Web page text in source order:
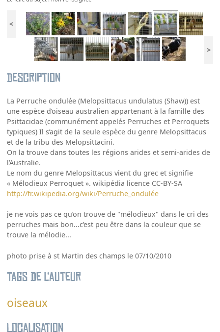
<
>
Description
La Perruche ondulée (Melopsittacus undulatus (Shaw)) est
une espèce d’oiseau australien appartenant à la famille des
Psittacidae (communément appelés Perruches et Perroquets
typiques) Il s’agit de la seule espèce du genre Melopsittacus
et de la tribu des Melopsittacini.
On la trouve dans toutes les régions arides et semi-arides de
l’Australie.
Le nom du genre Melopsittacus vient du grec et signifie
« Mélodieux Perroquet ». wikipédia licence CC-BY-SA
http://fr.wikipedia.org/wiki/Perruche_ondulée
je ne vois pas ce qu’on trouve de "mélodieux" dans le cri des
perruches mais bon...c’est peu être dans la couleur que se
trouve la mélodie...
photo prise à st Martin des champs le 07/10/2010
Tags de l’auteur
oiseaux
Localisation